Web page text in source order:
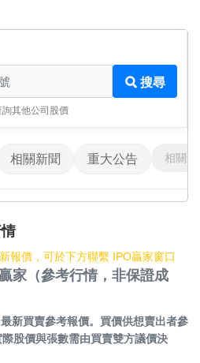
搜尋
其他公司股價
相關新聞 重大公告 相關影
報價，可於下方聯繫 IPO贏家窗口
家（參考行情，非保證成
最新買賣參考報價。買價供想賣出者參
股價與張數需由買賣雙方議價決